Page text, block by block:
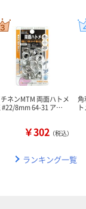
ネンMTM 両面ハトメ
#22/8mm 64-31 ア…
￥302 （税込）
角
ランキング一覧